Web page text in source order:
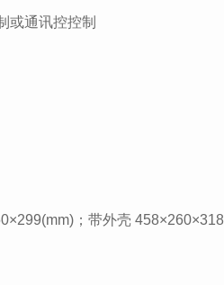
或通讯控控制
；带外壳